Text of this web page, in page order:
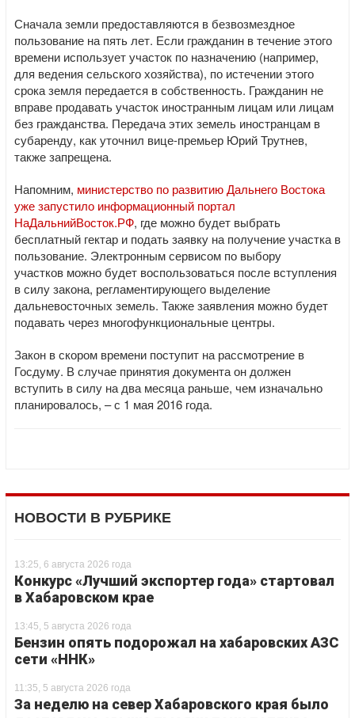
Сначала земли предоставляются в безвозмездное
пользование на пять лет. Если гражданин в течение этого
времени использует участок по назначению (например,
для ведения сельского хозяйства), по истечении этого
срока земля передается в собственность. Гражданин не
вправе продавать участок иностранным лицам или лицам
без гражданства. Передача этих земель иностранцам в
субаренду, как уточнил вице-премьер Юрий Трутнев,
также запрещена.
Напомним, министерство по развитию Дальнего Востока
уже запустило информационный портал
НаДальнийВосток.РФ, где можно будет выбрать
бесплатный гектар и подать заявку на получение участка в
пользование. Электронным сервисом по выбору
участков можно будет воспользоваться после вступления
в силу закона, регламентирующего выделение
дальневосточных земель. Также заявления можно будет
подавать через многофункциональные центры.
Закон в скором времени поступит на рассмотрение в
Госдуму. В случае принятия документа он должен
вступить в силу на два месяца раньше, чем изначально
планировалось, – с 1 мая 2016 года.
НОВОСТИ В РУБРИКЕ
13:25, 6 августа 2026 года
Конкурс «Лучший экспортер года» стартовал
в Хабаровском крае
13:45, 5 августа 2026 года
Бензин опять подорожал на хабаровских АЗС
сети «ННК»
11:35, 5 августа 2026 года
За неделю на север Хабаровского края было